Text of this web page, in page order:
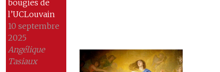
bougies de
l’UCLouvain
10 septembre
2025
Angélique
Tasiaux